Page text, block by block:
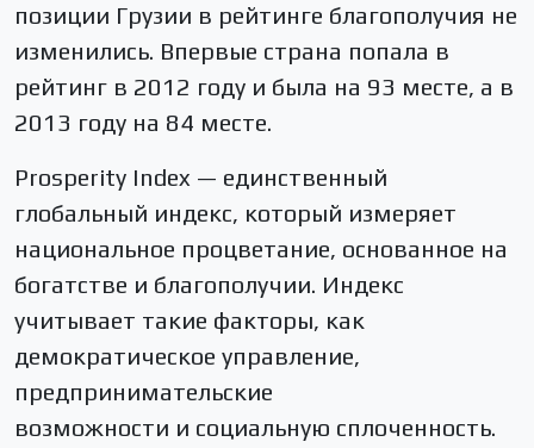
позиции Грузии в рейтинге благополучия не
изменились. Впервые страна попала в
рейтинг в 2012 году и была на 93 месте, а в
2013 году на 84 месте.
Prosperity Index — единственный
глобальный индекс, который измеряет
национальное процветание, основанное на
богатстве и благополучии. Индекс
учитывает такие факторы, как
демократическое управление,
предпринимательские
возможности и социальную сплоченность.